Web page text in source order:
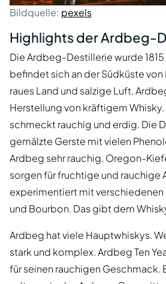
Bildquelle: pexels
Highlights der Ardbeg-
Die Ardbeg-Destillerie wurde
befindet sich an der Südküste von
raues Land und salzige Luft.
Herstellung von kräftigem
schmeckt rauchig und erdig. Die
gemälzte Gerste mit vielen
Ardbeg sehr rauchig. Oregon-
sorgen für fruchtige und rauchige
experimentiert mit verschiedenen
und Bourbon. Das gibt dem
Ardbeg hat viele Hauptwhiskys.
stark und komplex. Ardbeg Ten
für seinen rauchigen Geschmack.